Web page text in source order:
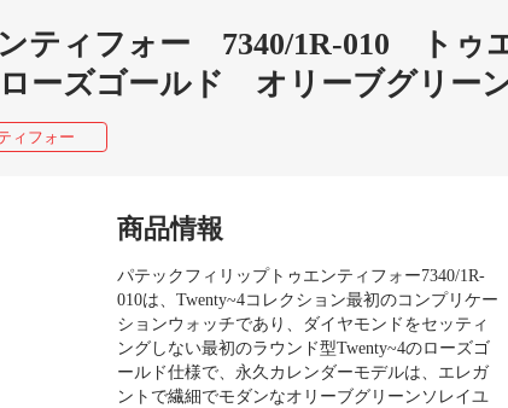
ティフォー 7340/1R-010 トゥ
ーズゴールド オリーブグリー
ィフォー
商品情報
パテックフィリップトゥエンティフォー7340/1R-
010は、Twenty~4コレクション最初のコンプリケー
ションウォッチであり、ダイヤモンドをセッティ
ングしない最初のラウンド型Twenty~4のローズゴ
ールド仕様で、永久カレンダーモデルは、エレガ
ントで繊細でモダンなオリーブグリーンソレイユ